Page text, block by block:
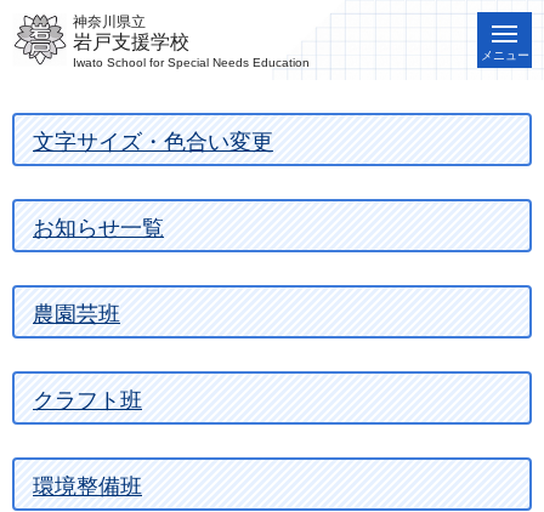
神奈川県立
岩戸支援学校
Iwato School for Special Needs Education
メニュー
文字サイズ・色合い変更
お知らせ一覧
農園芸班
クラフト班
環境整備班